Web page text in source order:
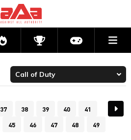
Directs CompétitionsActu jeux
37 38 39 40
41
45 46 47 48 49